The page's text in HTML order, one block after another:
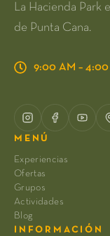
La Hacienda Park
de Punta Cana.
9:00 AM –
MENÚ
Experiencias
Ofertas
Grupos
Actividades
Blog
INFORMACIÓN